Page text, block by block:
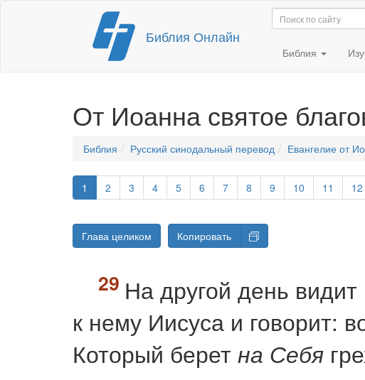
Перейти
содержимому
Библия Онлайн
Библия
От Иоанна святое
Библия Русский синодальный перевод Евангелие от
1 2 3 4 5 6 7 8 9 10 11 12
Глава целиком Копировать
На другой день
к нему Иисуса и говорит:
Который берет на Себя